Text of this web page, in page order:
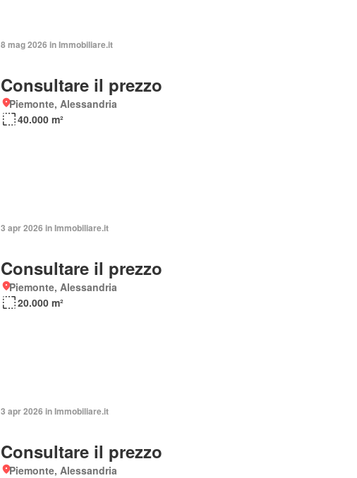
8 mag 2026 in Immobiliare.it
Consultare il prezzo
Piemonte, Alessandria
40.000 m²
3 apr 2026 in Immobiliare.it
Consultare il prezzo
Piemonte, Alessandria
20.000 m²
3 apr 2026 in Immobiliare.it
Consultare il prezzo
Piemonte, Alessandria